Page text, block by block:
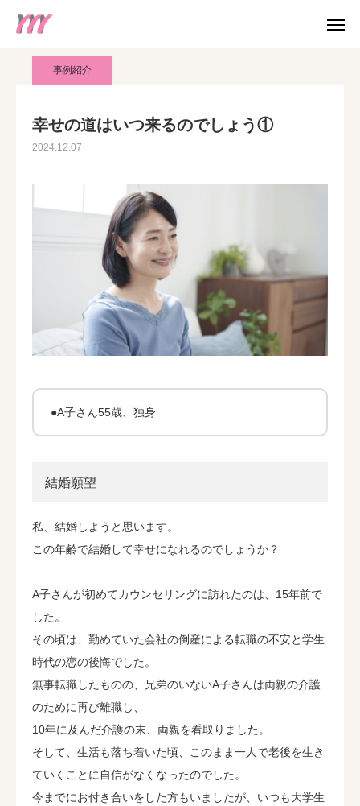
blog
事例紹介
幸せの道はいつ来るのでしょう①
2024.12.07
●A子さん55歳、独身
結婚願望
私、結婚しようと思います。
この年齢で結婚して幸せになれるのでしょうか？
A子さんが初めてカウンセリングに訪れたのは、15年前で
した。
その頃は、勤めていた会社の倒産による転職の不安と学生
時代の恋の後悔でした。
無事転職したものの、兄弟のいないA子さんは両親の介護
のために再び離職し、
10年に及んだ介護の末、両親を看取りました。
そして、生活も落ち着いた頃、このまま一人で老後を生き
ていくことに自信がなくなったのでした。
今までにお付き合いをした方もいましたが、いつも大学生
電話予約
アクセス
みらいのカウンセリング
個人カウンセリング
産業カウンセラー
ブログ
会社情報